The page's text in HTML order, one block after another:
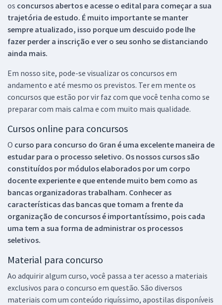
os concursos abertos e acesse o edital para começar a sua
trajetória de estudo. É muito importante se manter
sempre atualizado, isso porque um descuido pode lhe
fazer perder a inscrição e ver o seu sonho se distanciando
ainda mais.
Em nosso site, pode-se visualizar os concursos em
andamento e até mesmo os previstos. Ter em mente os
concursos que estão por vir faz com que você tenha como se
preparar com mais calma e com muito mais qualidade.
Cursos online para concursos
O curso para concurso do Gran é uma excelente maneira de
estudar para o processo seletivo. Os nossos cursos são
constituídos por módulos elaborados por um corpo
docente experiente e que entende muito bem como as
bancas organizadoras trabalham. Conhecer as
características das bancas que tomam a frente da
organização de concursos é importantíssimo, pois cada
uma tem a sua forma de administrar os processos
seletivos.
Material para concurso
Ao adquirir algum curso, você passa a ter acesso a materiais
exclusivos para o concurso em questão. São diversos
materiais com um conteúdo riquíssimo, apostilas disponíveis